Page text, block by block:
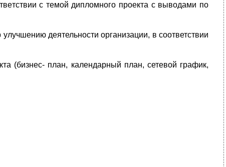
с темой дипломного проекта с выводами по
деятельности организации, в соответствии
(бизнес- план, календарный план, сетевой график,